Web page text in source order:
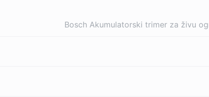
Bosch Akumulatorski trimer za živu